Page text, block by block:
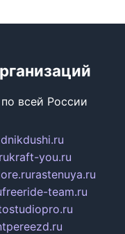
всей России
kraft-you.ru
rastenuya.ru
freeride-team.ru